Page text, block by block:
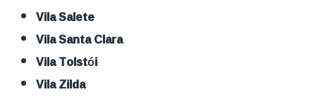
Vila Salete
Vila Santa Clara
Vila Tolstói
Vila Zilda